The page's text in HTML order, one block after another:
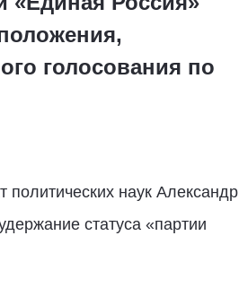
голосования по
политических наук Александр
статуса «партии